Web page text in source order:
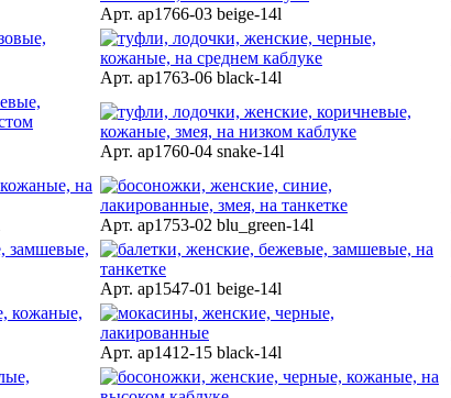
Арт. ap1766-03 beige-14l
Арт. ap1763-06 black-14l
Арт. ap1760-04 snake-14l
Арт. ap1753-02 blu_green-14l
Арт. ap1547-01 beige-14l
Арт. ap1412-15 black-14l